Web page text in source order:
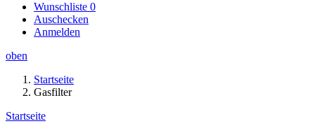
Wunschliste 0
Auschecken
Anmelden
oben
Startseite
Gasfilter
Startseite